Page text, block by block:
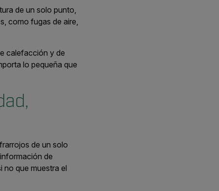
de un solo punto,
como fugas de aire,
calefacción y de
lo pequeña que
de un solo
de
no que muestra el